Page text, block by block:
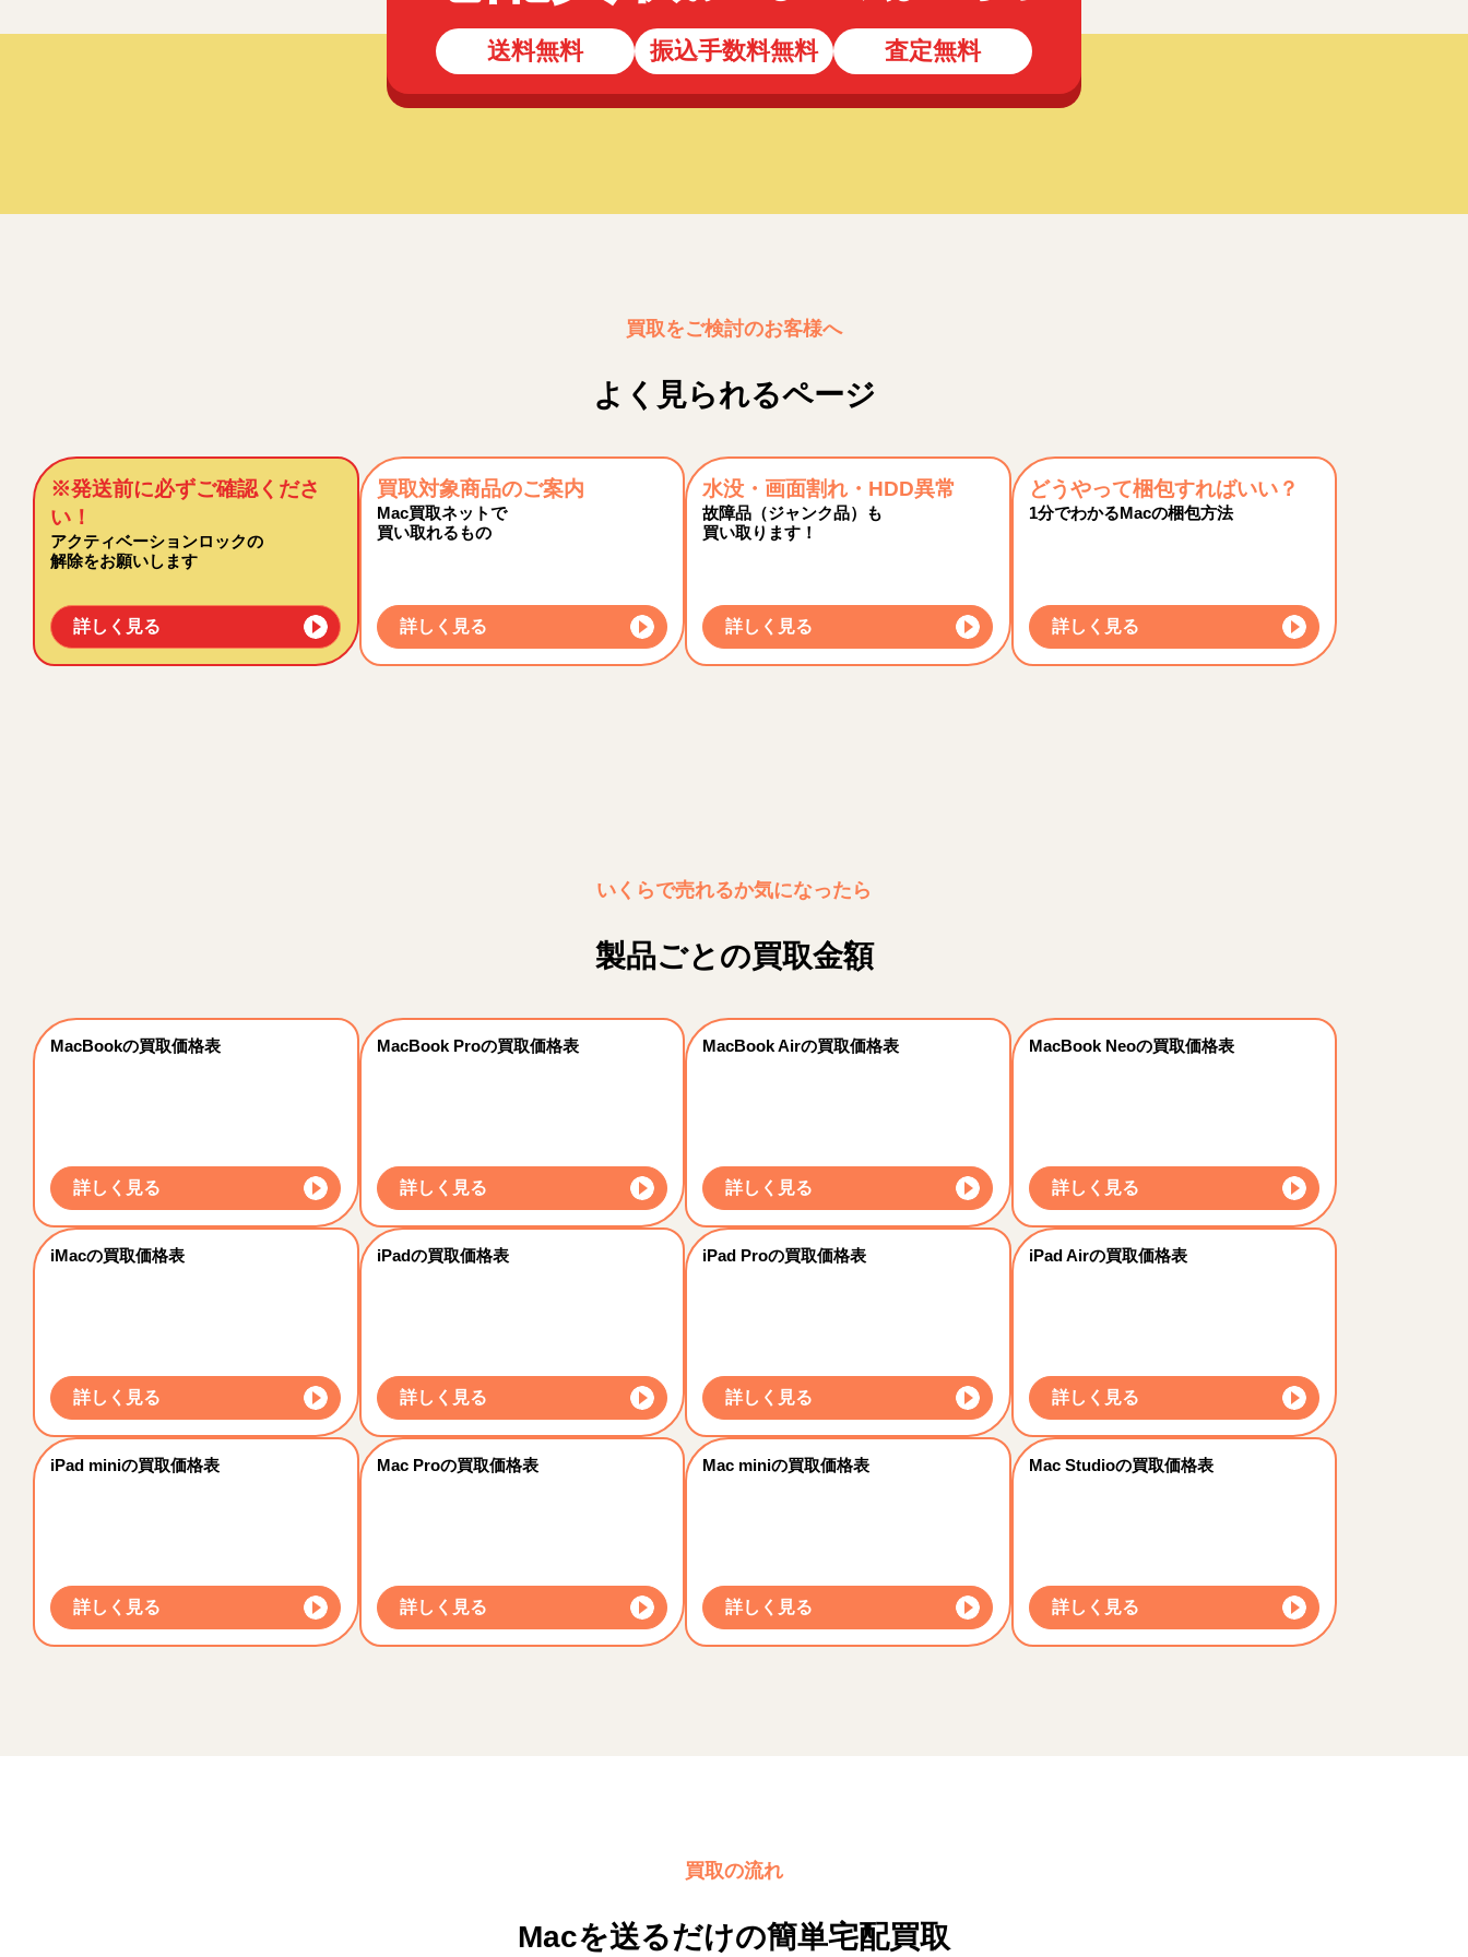
送料無料 振込手数料無料 査定無料
買取をご検討のお客様へ
よく見られるページ
※発送前に必ずご確認くださ
い！
アクティベーションロックの
解除をお願いします
詳しく見る
買取対象商品のご案内
Mac買取ネットで
買い取れるもの
詳しく見る
水没・画面割れ・HDD異常
故障品（ジャンク品）も
買い取ります！
詳しく見る
どうやって梱包すればいい？
1分でわかるMacの梱包方法
詳しく見る
いくらで売れるか気になったら
製品ごとの買取金額
MacBookの買取価格表
詳しく見る
MacBook Proの買取価格表
詳しく見る
MacBook Airの買取価格表
詳しく見る
MacBook Neoの買取価格表
詳しく見る
iMacの買取価格表
詳しく見る
iPadの買取価格表
詳しく見る
iPad Proの買取価格表
詳しく見る
iPad Airの買取価格表
詳しく見る
iPad miniの買取価格表
詳しく見る
Mac Proの買取価格表
詳しく見る
Mac miniの買取価格表
詳しく見る
Mac Studioの買取価格表
詳しく見る
買取の流れ
Macを送るだけの簡単宅配買取